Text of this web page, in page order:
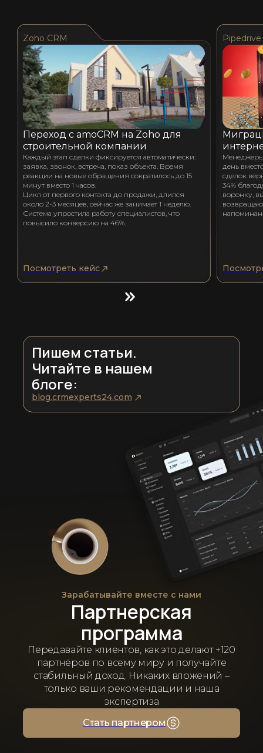
Pipedrive
Менеджеры
день
сделок
34%
воронку,
Zoho CRM
Переход с amoCRM на Zoho для
строительной компании
Каждый этап сделки фиксируется автоматически:
заявка, звонок, встреча, показ объекта. Время
реакции на новые обращения сократилось до 15
минут вместо 1 часов.
Цикл от первого контакта до продажи, длился
около 2-3 месяцев, сейчас же занимает 1 неделю.
Система упростила работу специалистов, что
повысило конверсию на 46%.
Посмотреть кейс
Пишем статьи.
Читайте в нашем
блоге:
blog.crmexperts24.com
Зарабатывайте вместе с нами
Партнерская
программа
Передавайте клиентов, как это делают +120
партнёров по всему миру и получайте
стабильный доход. Никаких вложений –
только ваши рекомендации и наша
экспертиза
Стать партнером